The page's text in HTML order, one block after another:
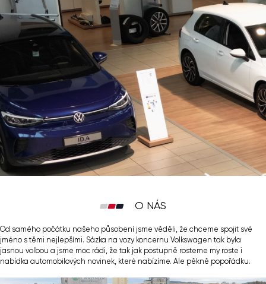
O NÁS
Od samého počátku našeho působení jsme věděli, že chceme spojit své
jméno s těmi nejlepšími. Sázka na vozy koncernu Volkswagen tak byla
jasnou volbou a jsme moc rádi, že tak jak postupně rosteme my roste i
nabídka automobilových novinek, které nabízíme. Ale pěkně popořádku.